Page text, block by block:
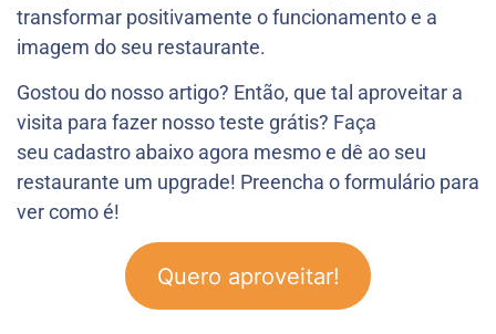
transformar positivamente o funcionamento e a
imagem do seu restaurante.
Gostou do nosso artigo? Então, que tal aproveitar a
visita para fazer nosso teste grátis? Faça
seu cadastro abaixo agora mesmo e dê ao seu
restaurante um upgrade! Preencha o formulário para
ver como é!
Quero aproveitar!